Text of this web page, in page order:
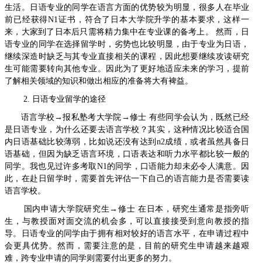
生活。日语专业的同学在语言方面的优势较为明显，很多人在毕业
前已经获得N1证书，符合了日本大学院升学的基本要求，这样一
来，大家到了日本后只需将精力集中在专业课的备考上。 然而，日
语专业的同学在选择留学时，劣势也比较明显，由于专业为日语，
继续深造时缺乏与其专业直接相关的课程，因此想要继续攻读研究
生可能需要转向其他专业。因此为了更好地适应未来的学习，提前
了解相关领域的知识和做出相应的准备将大有裨益。
2. 日语专业留学的途径
语言学校→报私塾考大学院→修士 有些同学会认为，既然已经
是日语专业，为什么还要去语言学校？其实，这种情况比较适合国
内日语基础比较薄弱，比如说还没有达到n2成绩，或者虽然具备日
语基础，但因为缺乏语言环境，口语表达和听力水平都比较一般的
同学。我也见过许多考取N1的同学，口语能力却未必令人满意。因
此，在赴日留学时，需要首先评估一下自己的语言能力是否需要读
语言学校。
国内申请大学院研究生→修士 在日本，研究生通常是指旁听
生，与教授面对面交流的机会多，可以直接接受到意向教授的指
导。日语专业的同学由于拥有相对较好的语言水平，在申请过程中
会更具优势。然而，需要注意的是，目前的研究生申请越来越艰
难，跨专业申请的同学则需要付出更多的努力。